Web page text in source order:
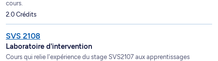
cours.
2.0 Crédits
SVS 2108
Laboratoire d'intervention
Cours qui relie l'expérience du stage SVS2107 aux apprentissages